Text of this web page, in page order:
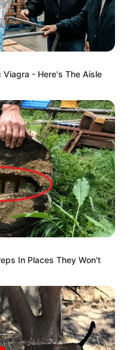
Viagra - Here's The Aisle
In Places They Won't